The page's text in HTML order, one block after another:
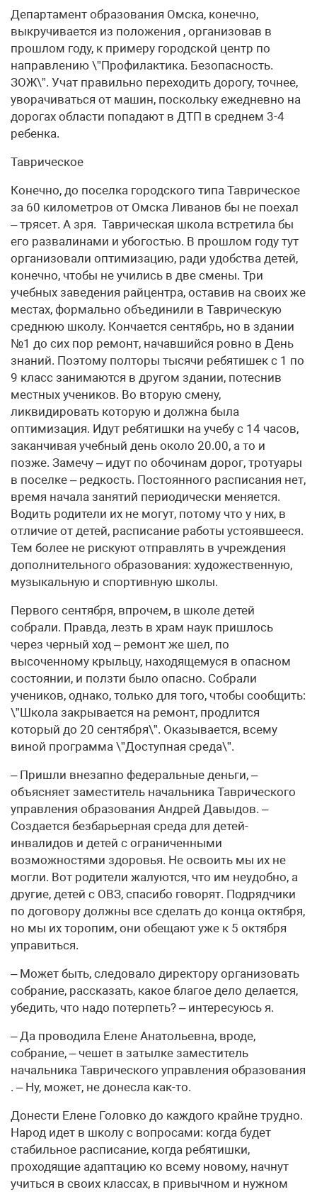
Департамент образования Омска, конечно,
выкручивается из положения , организовав в
прошлом году, к примеру городской центр по
направлению \”Профилактика. Безопасность.
ЗОЖ\”. Учат правильно переходить дорогу, точнее,
уворачиваться от машин, поскольку ежедневно на
дорогах области попадают в ДТП в среднем 3-4
ребенка.
Таврическое
Конечно, до поселка городского типа Таврическое
за 60 километров от Омска Ливанов бы не поехал
– трясет. А зря. Таврическая школа встретила бы
его развалинами и убогостью. В прошлом году тут
организовали оптимизацию, ради удобства детей,
конечно, чтобы не учились в две смены. Три
учебных заведения райцентра, оставив на своих же
местах, формально объединили в Таврическую
среднюю школу. Кончается сентябрь, но в здании
№1 до сих пор ремонт, начавшийся ровно в День
знаний. Поэтому полторы тысячи ребятишек с 1 по
9 класс занимаются в другом здании, потеснив
местных учеников. Во вторую смену,
ликвидировать которую и должна была
оптимизация. Идут ребятишки на учебу с 14 часов,
заканчивая учебный день около 20.00, а то и
позже. Замечу – идут по обочинам дорог, тротуары
в поселке – редкость. Постоянного расписания нет,
время начала занятий периодически меняется.
Водить родители их не могут, потому что у них, в
отличие от детей, расписание работы устоявшееся.
Тем более не рискуют отправлять в учреждения
дополнительного образования: художественную,
музыкальную и спортивную школы.
Первого сентября, впрочем, в школе детей
собрали. Правда, лезть в храм наук пришлось
через черный ход – ремонт же шел, по
высоченному крыльцу, находящемуся в опасном
состоянии, и ползти было опасно. Собрали
учеников, однако, только для того, чтобы сообщить:
\”Школа закрывается на ремонт, продлится
который до 20 сентября\”. Оказывается, всему
виной программа \”Доступная среда\”.
– Пришли внезапно федеральные деньги, –
объясняет заместитель начальника Таврического
управления образования Андрей Давыдов. –
Создается безбарьерная среда для детей-
инвалидов и детей с ограниченными
возможностями здоровья. Не освоить мы их не
могли. Вот родители жалуются, что им неудобно, а
другие, детей с ОВЗ, спасибо говорят. Подрядчики
по договору должны все сделать до конца октября,
но мы их торопим, они обещают уже к 5 октября
управиться.
– Может быть, следовало директору организовать
собрание, рассказать, какое благое дело делается,
убедить, что надо потерпеть? – интересуюсь я.
– Да проводила Елене Анатольевна, вроде,
собрание, – чешет в затылке заместитель
начальника Таврического управления образования
. – Ну, может, не донесла как-то.
Донести Елене Головко до каждого крайне трудно.
Народ идет в школу с вопросами: когда будет
стабильное расписание, когда ребятишки,
проходящие адаптацию ко всему новому, начнут
учиться в своих классах, в привычном и нужном